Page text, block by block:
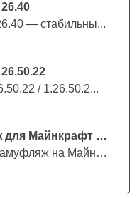
— стабильны...
/ 1.26.50.2...
Мод на Камуфляж для Майнкрафт ПЕ
Скачайте Мод на Камуфляж на Майнкрафт...